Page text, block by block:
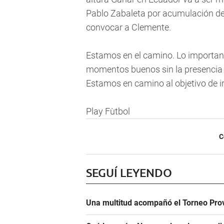
Pablo Zabaleta por acumulación
convocar a Clemente.
Estamos en el camino. Lo
momentos buenos sin la
Estamos en camino al objetivo de ir
Play Fùtbol
SEGUÍ LEYENDO
Una multitud acompañó el Torneo